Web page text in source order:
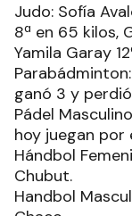
Judo: Sofía
8ª en 65 kilos,
Yamila Garay
ganó 3 y perdió
Pádel
hoy juegan
Hándbol
Chubut.
Handbol